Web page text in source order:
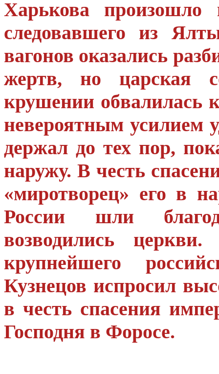
Харькова произошло
следовавшего из
вагонов оказались
жертв, но царская
крушении обвалилась
невероятным усилием
держал до тех пор,
наружу. В честь
«миротворец» его в
России шли
возводились
крупнейшего
Кузнецов испросил
в честь спасения
Господня в Форосе.